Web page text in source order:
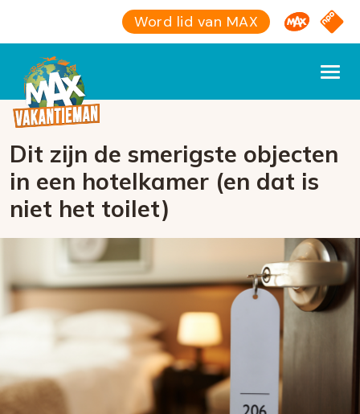
Word lid van MAX Omroep
NPO
Dit zijn de smerigste objecten
in een hotelkamer (en dat is
niet het toilet)